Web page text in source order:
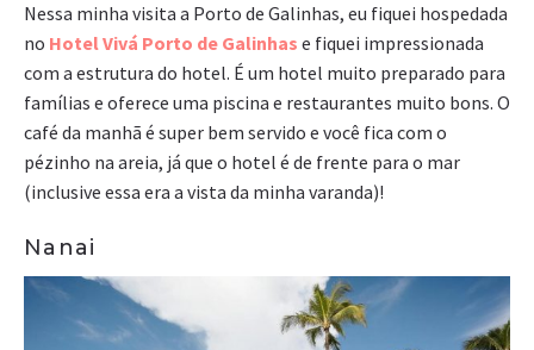
Nessa minha visita a Porto de Galinhas, eu fiquei hospedada
no Hotel Vivá Porto de Galinhas e fiquei impressionada
com a estrutura do hotel. É um hotel muito preparado para
famílias e oferece uma piscina e restaurantes muito bons. O
café da manhã é super bem servido e você fica com o
pézinho na areia, já que o hotel é de frente para o mar
(inclusive essa era a vista da minha varanda)!
Nanai